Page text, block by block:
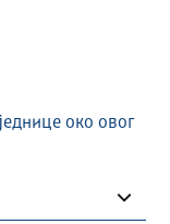
око овог